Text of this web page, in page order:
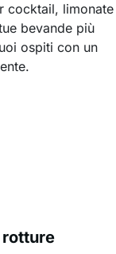
cocktail, limonate
bevande più
ospiti con un
rotture